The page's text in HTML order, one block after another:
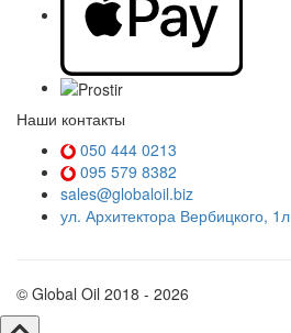
Наши контакты
050 444 0213
095 579 8382
sales@globaloil.biz
ул. Архитектора Вербицкого, 1л
© Global Oil 2018 - 2026